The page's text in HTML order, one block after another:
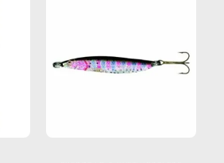
De
olika